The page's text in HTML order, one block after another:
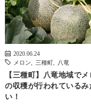
2020.06.24
メロン
三種町 八竜
【三種町】八竜地域でメ
の収穫が行われているみ
い！